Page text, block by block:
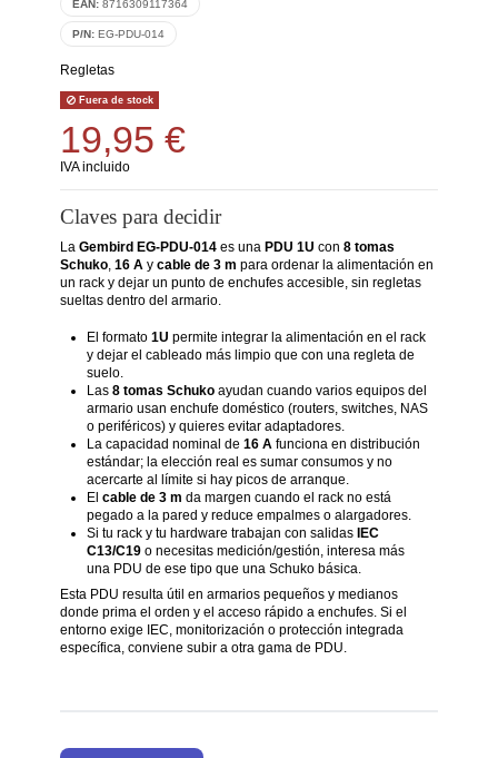
EAN: 8716309117364
P/N: EG-PDU-014
Regletas
Fuera de stock
19,95 €
IVA incluido
Claves para decidir
La Gembird EG-PDU-014es una PDU 1U con 8 tomas
Schuko, 16 A y cable de 3 m para ordenar la alimentación en
un rack y dejar un punto de enchufes accesible, sin regletas
sueltas dentro del armario.
El formato 1U permite integrar la alimentación en el rack
y dejar el cableado más limpio que con una regleta de
suelo.
Las 8 tomas Schukoayudan cuando varios equipos del
armario usan enchufe doméstico (routers, switches, NAS
o periféricos) y quieres evitar adaptadores.
La capacidad nominal de 16 A funciona en distribución
estándar; la elección real es sumar consumos y no
acercarte al límite si hay picos de arranque.
El cable de 3 m da margen cuando el rack no está
pegado a la pared y reduce empalmes o alargadores.
Si tu rack y tu hardware trabajan con salidas IEC
C13/C19o necesitas medición/gestión, interesa más
una PDU de ese tipo que una Schuko básica.
Esta PDU resulta útil en armarios pequeños y medianos
donde prima el orden y el acceso rápido a enchufes. Si el
entorno exige IEC, monitorización o protección integrada
específica, conviene subir a otra gama de PDU.